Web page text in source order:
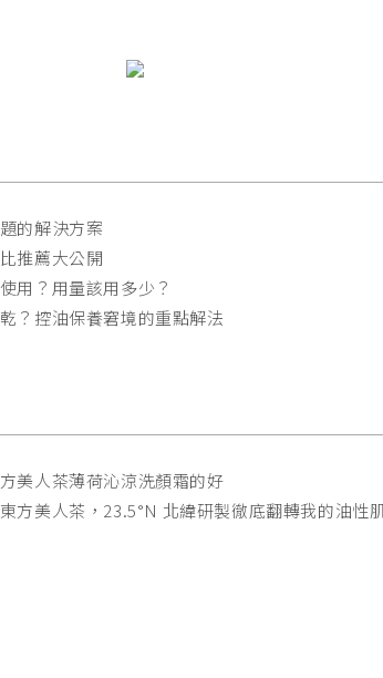
的解決方案
推薦大公開
用？用量該用多少？
？控油保養窘境的重點解法
美人茶薄荷沁涼洗顏霜的好
方美人茶，23.5°N 北緯研製徹底翻轉我的油性